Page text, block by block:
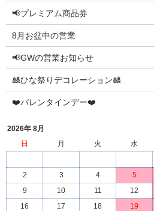
📢プレミアム商品券
8月お盆中の営業
📢GWの営業お知らせ
🎎ひな祭りデコレーション🎎
❤️バレンタインデー❤️
2026年 8月
日
月 火 水
2
3 4 5
9
10 11 12
16
17 18 19